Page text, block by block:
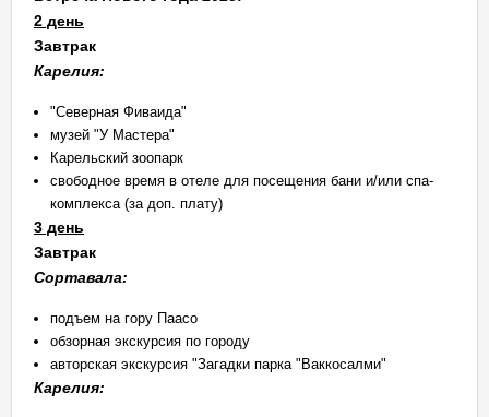
2 день
Завтрак
Карелия:
"Северная Фиваида"
музей "У Мастера"
Карельский зоопарк
свободное время в отеле для посещения бани и/или спа-
комплекса (за доп. плату)
3 день
Завтрак
Сортавала:
подъем на гору Паасо
обзорная экскурсия по городу
авторская экскурсия "Загадки парка "Ваккосалми"
Карелия: